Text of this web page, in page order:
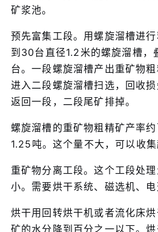
矿浆池。
预先富集工段。用螺旋溜槽进
到30台直径1.2米的螺旋溜槽，
台。一段螺旋溜槽产出重矿物
进入二段螺旋溜槽扫选，回收
返回一段，二段尾矿排掉。
螺旋溜槽的重矿物粗精矿产率
1.25吨。这个量不大，可以收集
重矿物分离工段。这个工段处
小。需要烘干系统、磁选机、电
烘干用回转烘干机或者流化床
矿的水分降到百分之一以下。烘